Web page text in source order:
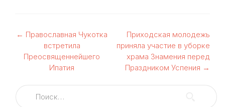
Навигация
по
записям
← Православная Чукотка
встретила
Преосвященнейшего
Ипатия
Приходская молодежь
приняла участие в уборке
храма Знамения перед
Праздником Успения →
Найти: